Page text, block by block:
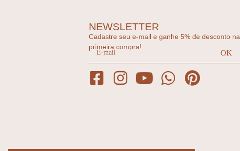
NEWSLETTER
Cadastre seu e-mail e ganhe 5% de desconto na
primeira compra!